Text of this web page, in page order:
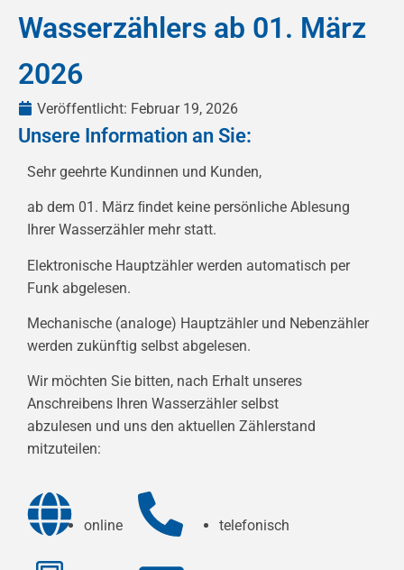
Wasserzählers ab 01. März
2026
Veröffentlicht: Februar 19, 2026
Unsere Information an Sie:
Sehr geehrte Kundinnen und Kunden,
ab dem 01. März ﬁndet keine persönliche Ablesung
Ihrer Wasserzähler mehr statt.
Elektronische Hauptzähler werden automatisch per
Funk abgelesen.
Mechanische (analoge) Hauptzähler und Nebenzähler
werden zukünftig selbst abgelesen.
Wir möchten Sie bitten, nach Erhalt unseres
Anschreibens Ihren Wasserzähler selbst
abzulesen und uns den aktuellen Zählerstand
mitzuteilen:
online telefonisch